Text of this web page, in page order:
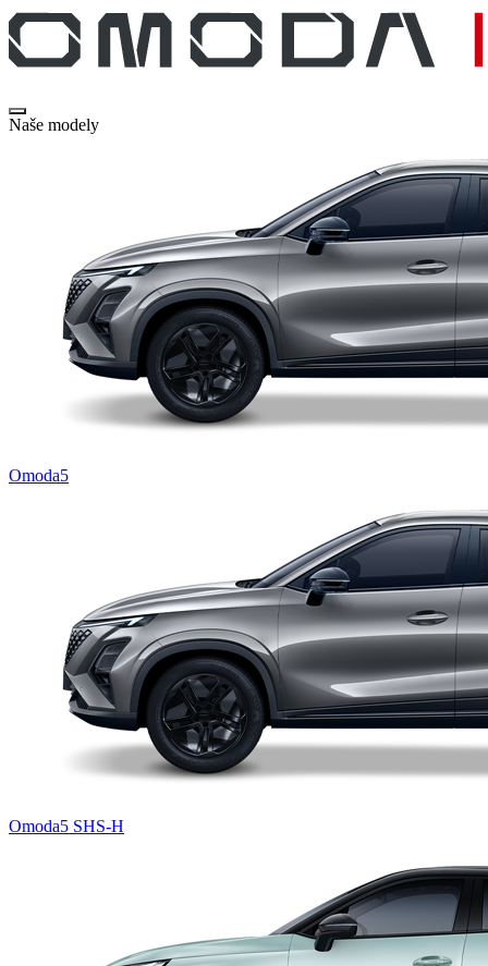
Naše modely
Omoda5
Omoda5 SHS-H